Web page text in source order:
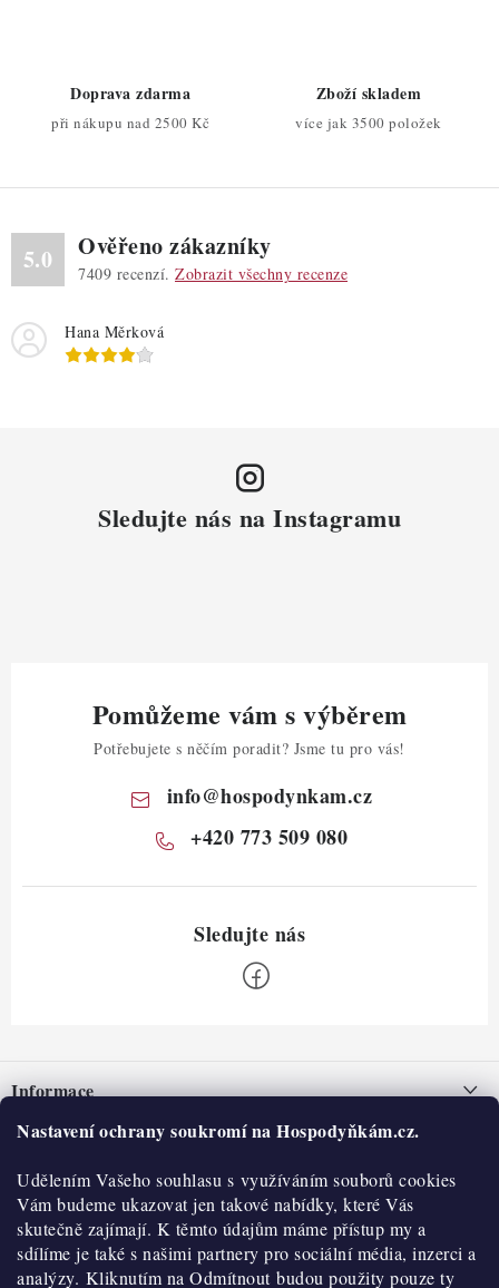
Nastavení ochrany soukromí na Hospodyňkám.cz.
Udělením Vašeho souhlasu s využíváním souborů cookies
Vám budeme ukazovat jen takové nabídky, které Vás
skutečně zajímají. K těmto údajům máme přístup my a
sdílíme je také s našimi partnery pro sociální média, inzerci a
analýzy. Kliknutím na Odmítnout budou použity pouze ty
u
Doprava zdarma
při nákupu nad 2500 Kč
Zboží skladem
více jak 3500 položek
5.0 Ověřeno zákazníky
7409 recenzí. Zobrazit všechny recenze
Hana Měrková
Sledujte nás na Instagramu
Pomůžeme vám s výběrem
Potřebujete s něčím poradit? Jsme tu pro vás!
info@hospodynkam.cz
+420 773 509 080
pInformace
Nepřevzetí zásilky na dobírku
Obchodní podmínky
Hodnocení obchodu
Blog
O nás
Historie
Kontakty
O nákupu
Reklamace a vratky